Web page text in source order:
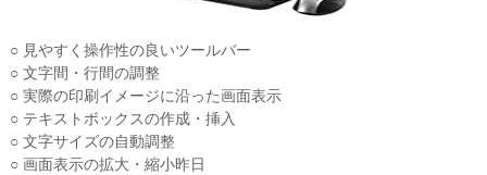
○ 見やすく操作性の良いツールバー
○ 文字間・行間の調整
○ 実際の印刷イメージに沿った画面表示
○ テキストボックスの作成・挿入
○ 文字サイズの自動調整
○ 画面表示の拡大・縮小昨日